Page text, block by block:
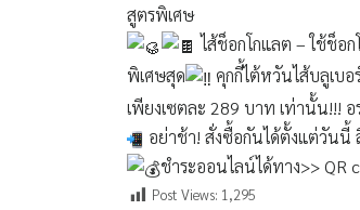
สูตรพิเศษ
ไส้ช็อกโกแลต – ใช้ช็อ
พิเศษสุด
คุกกี้ไต้หวันไส้บลูเบ
เพียงเซตละ 289 บาท เท่านั้น!!!
อย่าช้า! สั่งซื้อกันได้ตั้งแต่วันนี้
ชำระออนไลน์ได้ทาง>> QR
Post Views: 1,295